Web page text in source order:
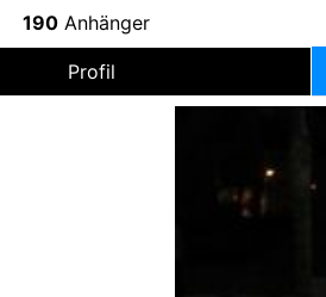
190Anhänger
Profil